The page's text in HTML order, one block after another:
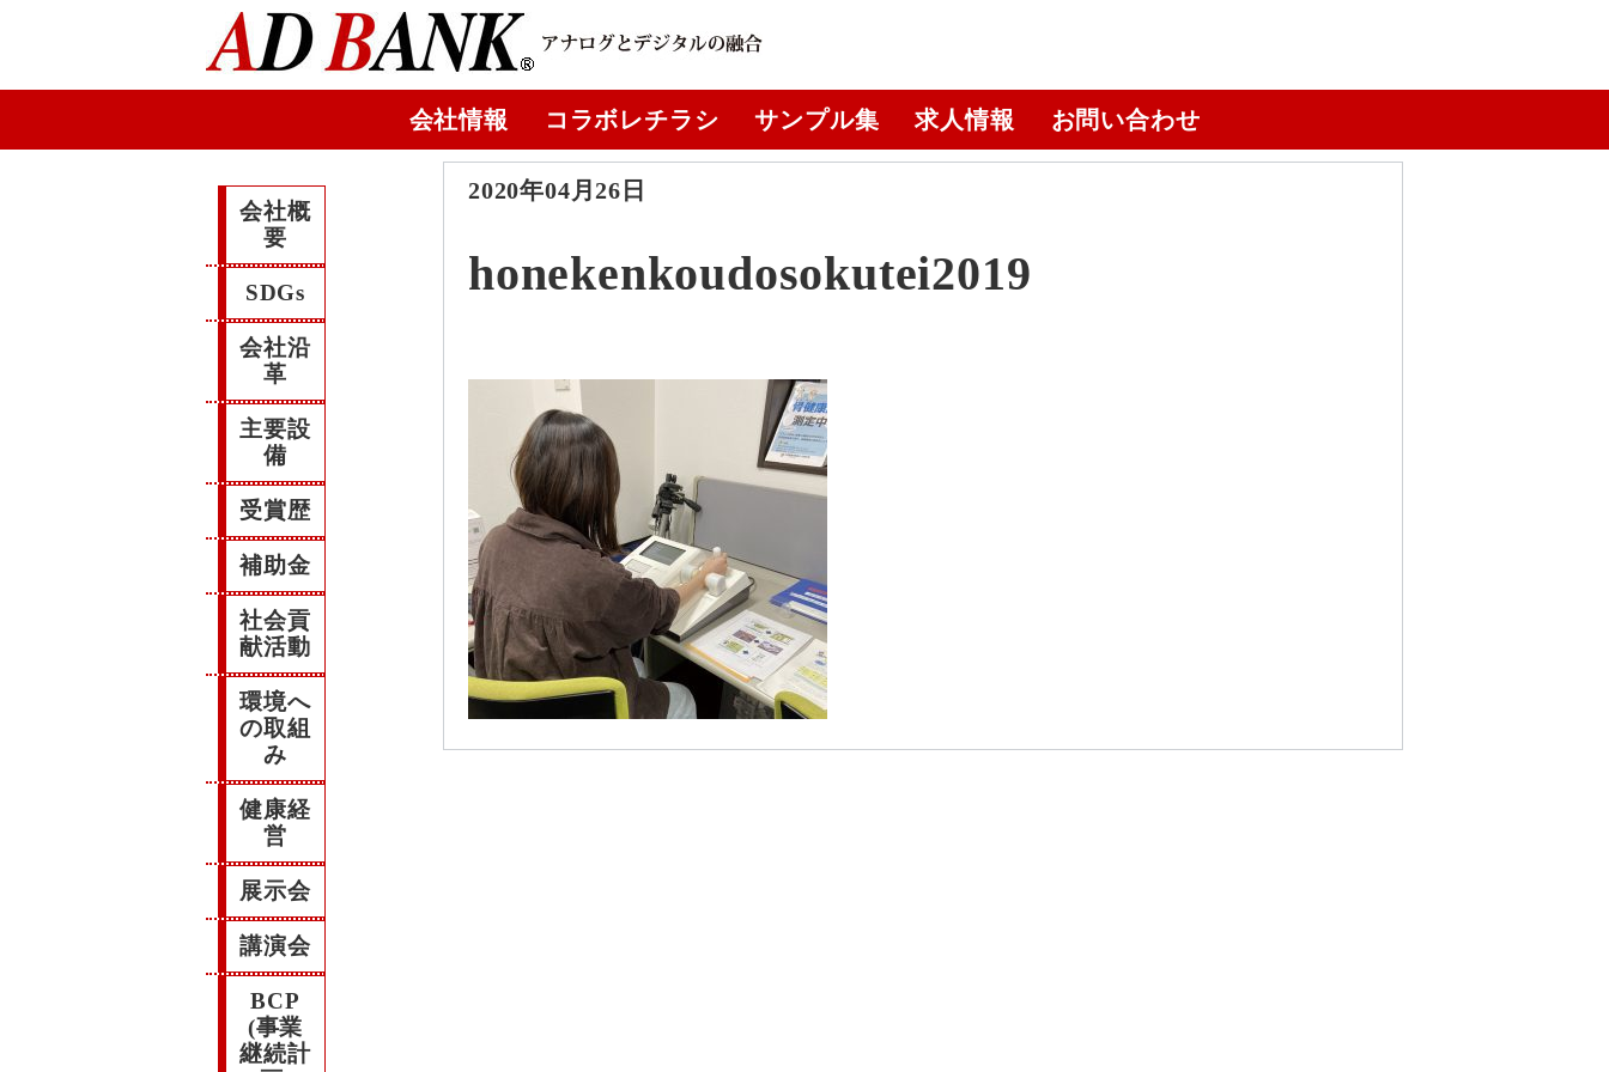
会社情報 コラボレチラシ サンプル集 求人情報 お問い合わせ
会社概
要
SDGs
会社沿
革
主要設
備
受賞歴
補助金
社会貢
献活動
環境へ
の取組
み
健康経
営
展示会
講演会
BCP
(事業
継続計
2020年04月26日
honekenkoudosokutei2019